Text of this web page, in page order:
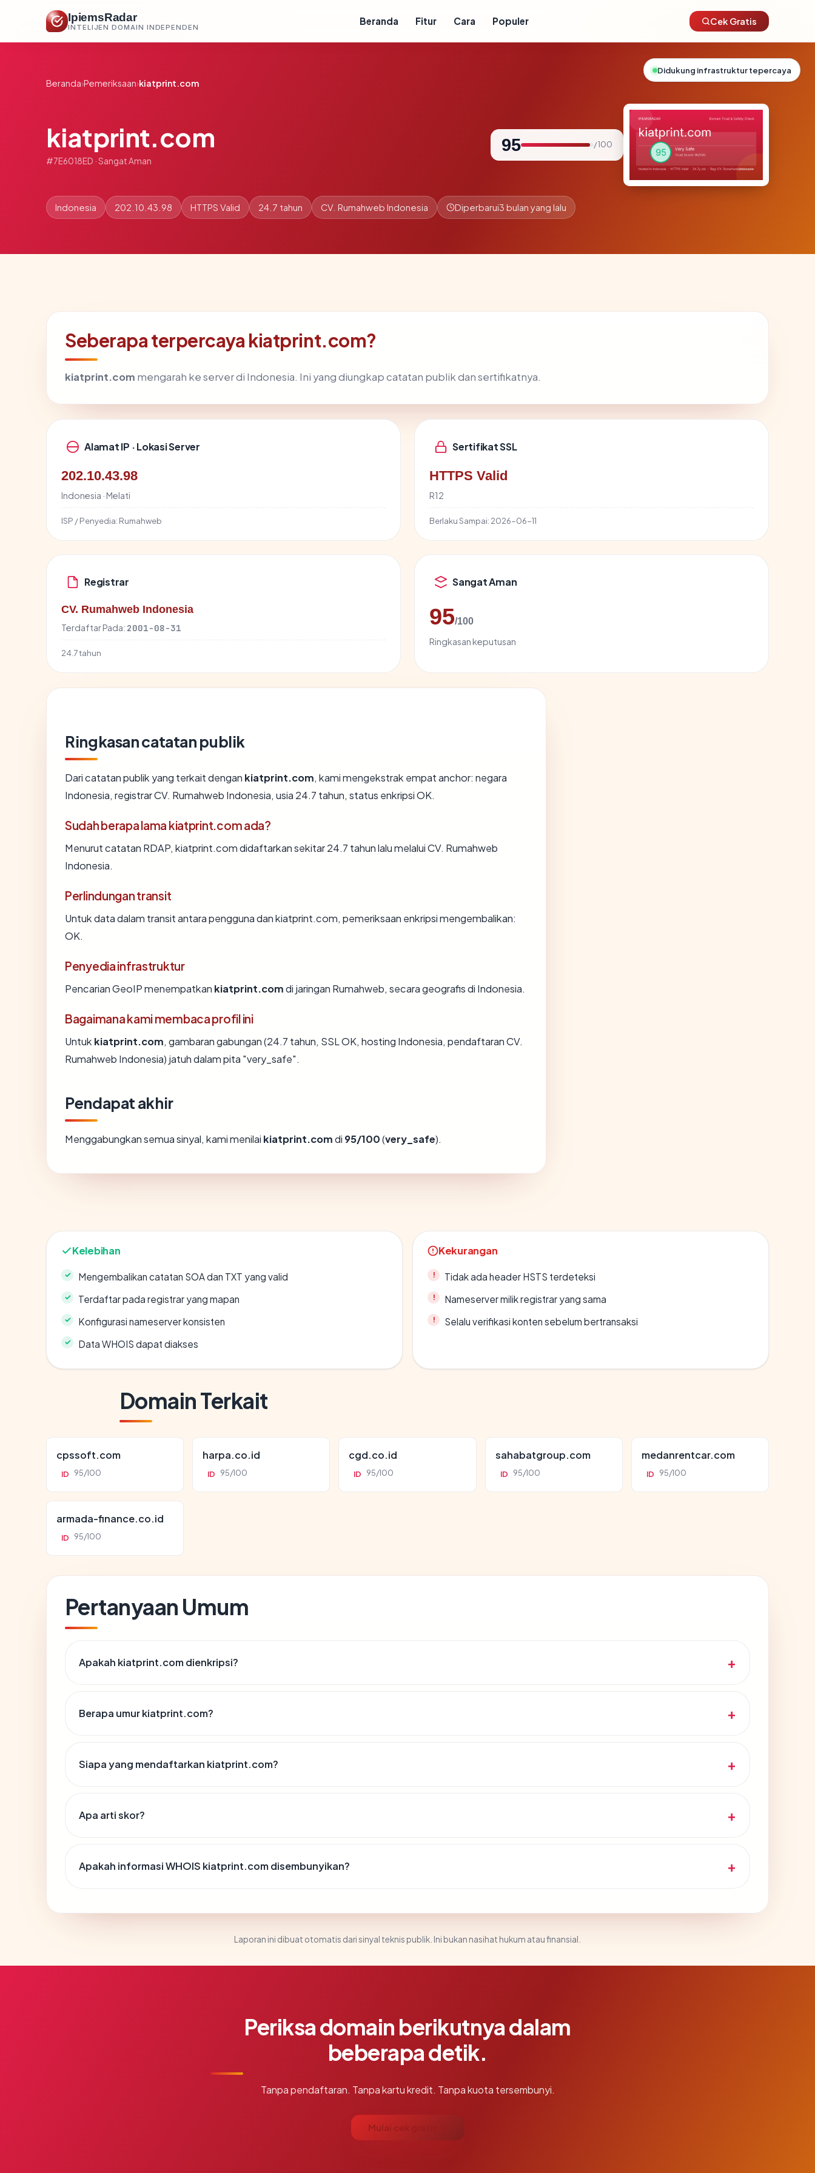
IpiemsRadar
INTELIJEN DOMAIN INDEPENDEN
Beranda Fitur Cara Populer Cek Gratis
Beranda›Pemeriksaan›kiatprint.com
kiatprint.com
#7E6018ED · Sangat Aman
95 / 100
Indonesia 202.10.43.98 HTTPS Valid 24.7 tahun CV. Rumahweb Indonesia Diperbarui3 bulan yang lalu
Seberapa terpercaya kiatprint.com?
kiatprint.com mengarah ke server di Indonesia. Ini yang diungkap catatan publik dan sertifikatnya.
Alamat IP · Lokasi Server
202.10.43.98
Indonesia · Melati
ISP / Penyedia: Rumahweb
Sertifikat SSL
HTTPS Valid
R12
Berlaku Sampai: 2026-06-11
Registrar
CV. Rumahweb Indonesia
Terdaftar Pada: 2001-08-31
24.7 tahun
Sangat Aman
95/100
Ringkasan keputusan
Ringkasan catatan publik
Dari catatan publik yang terkait dengan kiatprint.com, kami mengekstrak empat anchor: negara
Indonesia, registrar CV. Rumahweb Indonesia, usia 24.7 tahun, status enkripsi OK.
Sudah berapa lama kiatprint.com ada?
Menurut catatan RDAP, kiatprint.com didaftarkan sekitar 24.7 tahun lalu melalui CV. Rumahweb
Indonesia.
Perlindungan transit
Untuk data dalam transit antara pengguna dan kiatprint.com, pemeriksaan enkripsi mengembalikan:
OK.
Penyedia infrastruktur
Pencarian GeoIP menempatkan kiatprint.comdi jaringan Rumahweb, secara geografis di Indonesia.
Bagaimana kami membaca profil ini
Untuk kiatprint.com, gambaran gabungan (24.7 tahun, SSL OK, hosting Indonesia, pendaftaran CV.
Rumahweb Indonesia) jatuh dalam pita "very_safe".
Pendapat akhir
Menggabungkan semua sinyal, kami menilai kiatprint.comdi 95/100(very_safe).
Kelebihan
Mengembalikan catatan SOA dan TXT yang valid
Terdaftar pada registrar yang mapan
Konfigurasi nameserver konsisten
Data WHOIS dapat diakses
Kekurangan
Tidak ada header HSTS terdeteksi
Nameserver milik registrar yang sama
Selalu verifikasi konten sebelum bertransaksi
Domain Terkait
cpssoft.com
ID 95/100
harpa.co.id
ID 95/100
cgd.co.id
ID 95/100
sahabatgroup.com
ID 95/100
medanrentcar.com
ID 95/100
armada-finance.co.id
ID 95/100
Pertanyaan Umum
Apakah kiatprint.com dienkripsi?
Berapa umur kiatprint.com?
Siapa yang mendaftarkan kiatprint.com?
Apa arti skor?
Apakah informasi WHOIS kiatprint.com disembunyikan?
Laporan ini dibuat otomatis dari sinyal teknis publik. Ini bukan nasihat hukum atau finansial.
Periksa domain berikutnya dalam
beberapa detik.
Tanpa pendaftaran. Tanpa kartu kredit. Tanpa kuota tersembunyi.
Mulai cek gratis →
Didukung infrastruktur tepercaya